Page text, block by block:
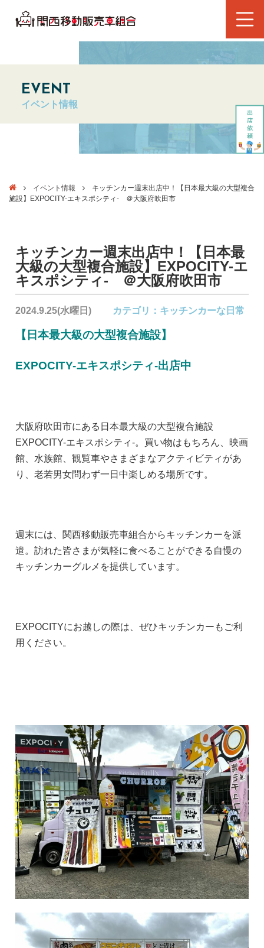
EVENT
イベント情報
イベント情報
キッチンカー週末出店中！【日本最大級の大型複合
施設】EXPOCITY-エキスポシティ- ＠大阪府吹田市
キッチンカー週末出店中！【日本最
大級の大型複合施設】EXPOCITY-エ
キスポシティ- ＠大阪府吹田市
2024.9.25(水曜日) カテゴリ： キッチンカーな日常
【日本最大級の大型複合施設】
EXPOCITY-エキスポシティ-出店中
大阪府吹田市にある日本最大級の大型複合施設
EXPOCITY-エキスポシティ-。買い物はもちろん、映画
館、水族館、観覧車やさまざまなアクティビティがあ
り、老若男女問わず一日中楽しめる場所です。
週末には、関西移動販売車組合からキッチンカーを派
遣。訪れた皆さまが気軽に食べることができる自慢の
キッチンカーグルメを提供しています。
EXPOCITYにお越しの際は、ぜひキッチンカーもご利
用ください。